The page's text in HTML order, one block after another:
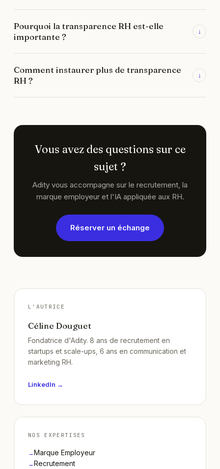
et la communication interne pour les
collaborateurs.
Pourquoi la transparence RH est-elle
importante ?
↓
et la motivation, et réduit le turnover.
Comment instaurer plus de transparence
RH ?
↓
régulière.
Vous avez des questions sur ce
sujet ?
Adity vous accompagne sur le recrutement, la
marque employeur et l'IA appliquée aux RH.
Réserver un échange
L'AUTRICE
Céline Douguet
Fondatrice d'Adity. 8 ans de recrutement en
startups et scale-ups, 6 ans en communication et
marketing RH.
LinkedIn →
NOS EXPERTISES
→Marque Employeur
→Recrutement